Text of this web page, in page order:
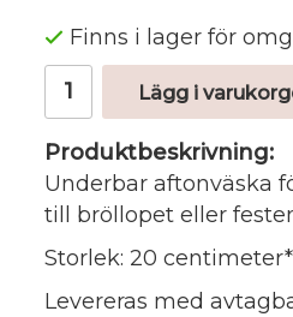
Finns i lager för
Lägg i
Produktbeskrivning:
Underbar aftonväska
till bröllopet eller
Storlek: 20
Levereras med